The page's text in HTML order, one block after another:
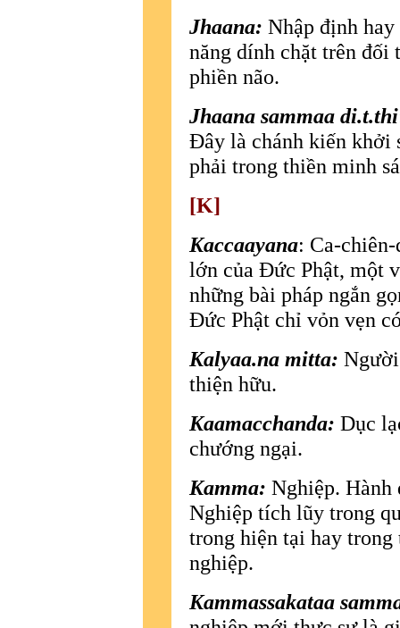
Jhaana: Nhập định
năng dính chặt trên đối
phiền não.
Jhaana sammaa di.t.thi
Ðây là chánh kiến khởi
phải trong thiền minh
[K]
Kaccaayana: Ca-
lớn của Ðức Phật, một
những bài pháp ngắn
Ðức Phật chỉ vỏn vẹn
Kalyaa.na mitta:
thiện hữu.
Kaamacchanda: Dục
chướng ngại.
Kamma: Nghiệp.
Nghiệp tích lũy trong
trong hiện tại hay
nghiệp.
Kammassakataa